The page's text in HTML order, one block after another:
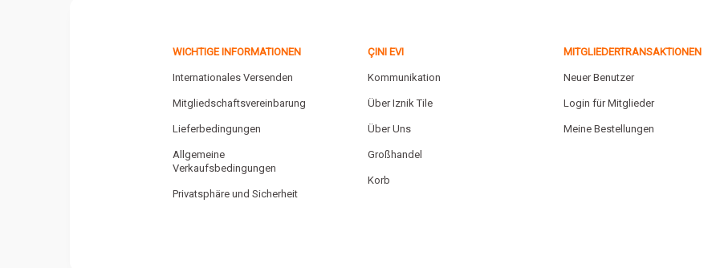
WICHTIGE INFORMATIONEN
Internationales Versenden
Mitgliedschaftsvereinbarung
Lieferbedingungen
Allgemeine
Verkaufsbedingungen
Privatsphäre und Sicherheit
ÇINI EVI
Kommunikation
Über Iznik Tile
Über Uns
Großhandel
Korb
MITGLIEDERTRANSAKTIONEN
Neuer Benutzer
Login für Mitglieder
Meine Bestellungen